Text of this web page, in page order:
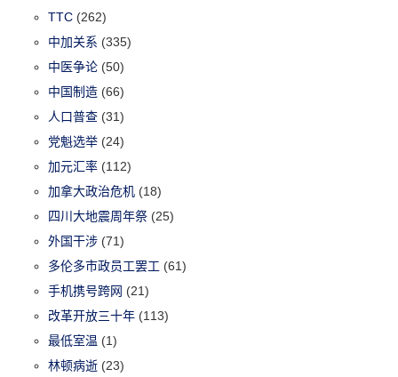
TTC (262)
中加关系 (335)
中医争论 (50)
中国制造 (66)
人口普查 (31)
党魁选举 (24)
加元汇率 (112)
加拿大政治危机 (18)
四川大地震周年祭 (25)
外国干涉 (71)
多伦多市政员工罢工 (61)
手机携号跨网 (21)
改革开放三十年 (113)
最低室温 (1)
林顿病逝 (23)